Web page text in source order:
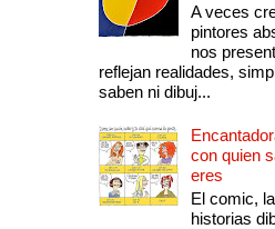
A veces
pintores
nos
reflejan realidades,
saben ni dibuj...
con quien
eres
El comic,
historias